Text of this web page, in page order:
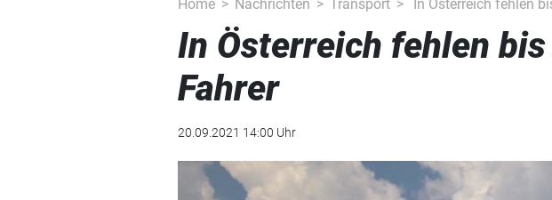
Home Nachrichten Transport In Österreich fehlen
In Österreich fehlen
Fahrer
20.09.2021 14:00 Uhr